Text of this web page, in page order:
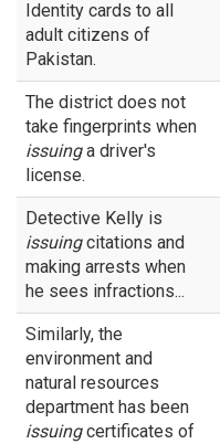
Identity cards to all
adult citizens of
Pakistan.
The district does not
take fingerprints when
issuinga driver's
license.
Detective Kelly is
issuingcitations and
making arrests when
he sees infractions...
Similarly, the
environment and
natural resources
department has been
issuingcertificates of